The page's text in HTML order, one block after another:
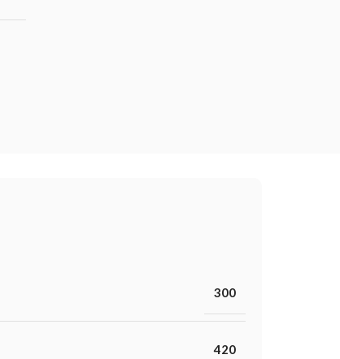
300
420